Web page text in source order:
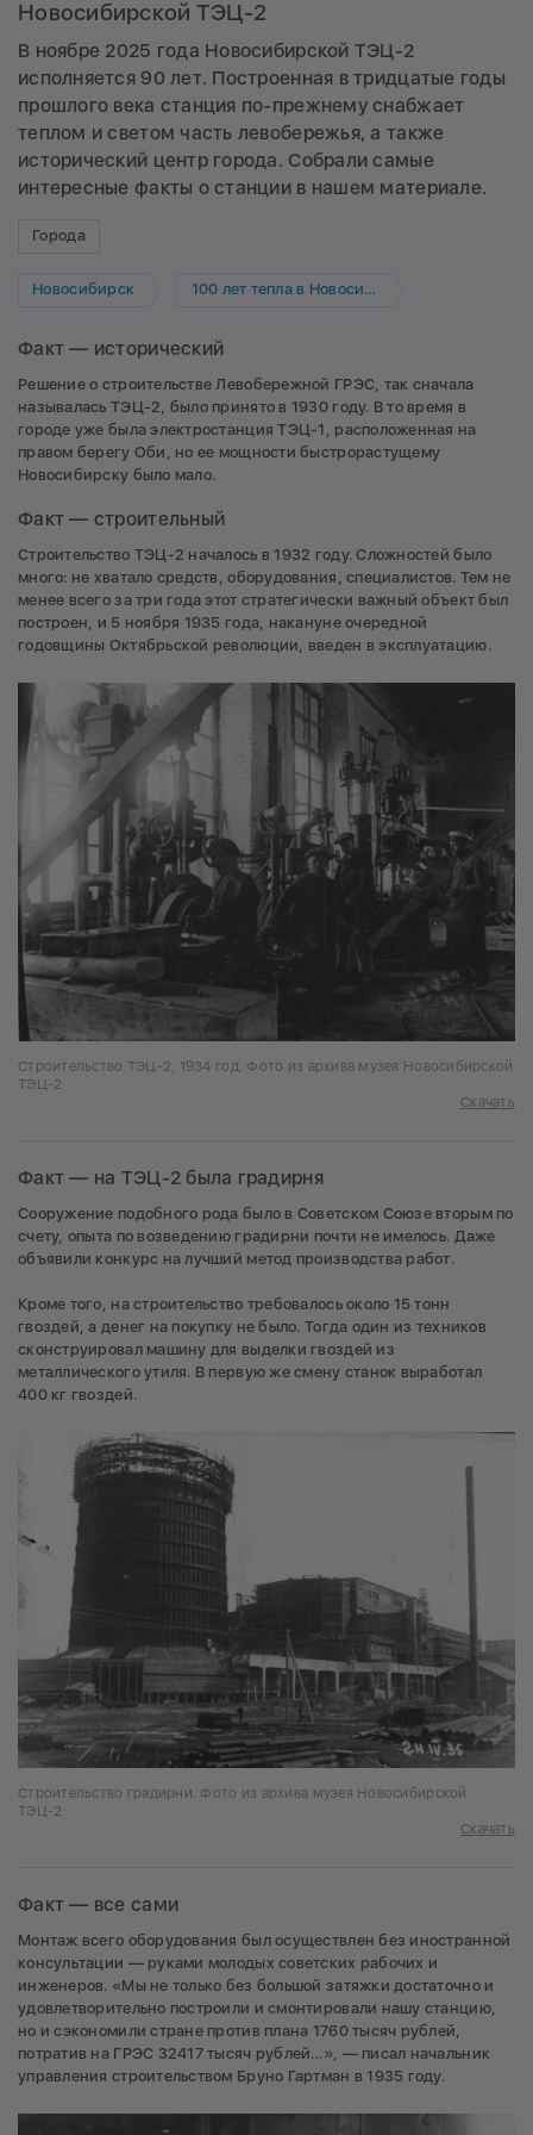
Новосибирской ТЭЦ-2
В ноябре 2025 года Новосибирской ТЭЦ-2
исполняется 90 лет. Построенная в тридцатые годы
прошлого века станция по-прежнему снабжает
теплом и светом часть левобережья, а также
исторический центр города. Собрали самые
интересные факты о станции в нашем материале.
Города
Новосибирск 100 лет тепла в Новосибирске
Факт — исторический
Решение о строительстве Левобережной ГРЭС, так сначала
называлась ТЭЦ-2, было принято в 1930 году. В то время в
городе уже была электростанция ТЭЦ-1, расположенная на
правом берегу Оби, но ее мощности быстрорастущему
Новосибирску было мало.
Факт — строительный
Строительство ТЭЦ-2 началось в 1932 году. Сложностей было
много: не хватало средств, оборудования, специалистов. Тем не
менее всего за три года этот стратегически важный объект был
построен, и 5 ноября 1935 года, накануне очередной
годовщины Октябрьской революции, введен в эксплуатацию.
Строительство ТЭЦ-2, 1934 год. Фото из архива музея Новосибирской
ТЭЦ-2
Скачать
Факт — на ТЭЦ-2 была градирня
Сооружение подобного рода было в Советском Союзе вторым по
счету, опыта по возведению градирни почти не имелось. Даже
объявили конкурс на лучший метод производства работ.
Кроме того, на строительство требовалось около 15 тонн
гвоздей, а денег на покупку не было. Тогда один из техников
сконструировал машину для выделки гвоздей из
металлического утиля. В первую же смену станок выработал
400 кг гвоздей.
Строительство градирни. Фото из архива музея Новосибирской
ТЭЦ-2
Скачать
Факт — все сами
Монтаж всего оборудования был осуществлен без иностранной
консультации — руками молодых советских рабочих и
инженеров. «Мы не только без большой затяжки достаточно и
удовлетворительно построили и смонтировали нашу станцию,
но и сэкономили стране против плана 1760 тысяч рублей,
потратив на ГРЭС 32417 тысяч рублей…», — писал начальник
управления строительством Бруно Гартман в 1935 году.